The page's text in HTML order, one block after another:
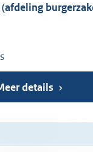
(afdeling
details